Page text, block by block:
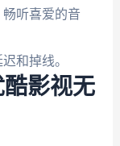
听喜爱的音
和掉线。
影视无